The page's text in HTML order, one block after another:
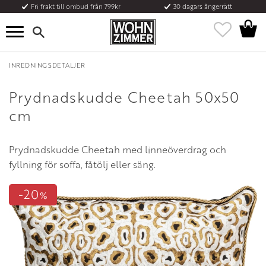
Meny
Fri frakt till ombud från 799kr 30 dagars ångerrätt
Favoriter
INREDNINGSDETALJER
Prydnadskudde Cheetah 50x50
cm
Prydnadskudde Cheetah med linneöverdrag och
fyllning för soffa, fåtölj eller säng.
20%